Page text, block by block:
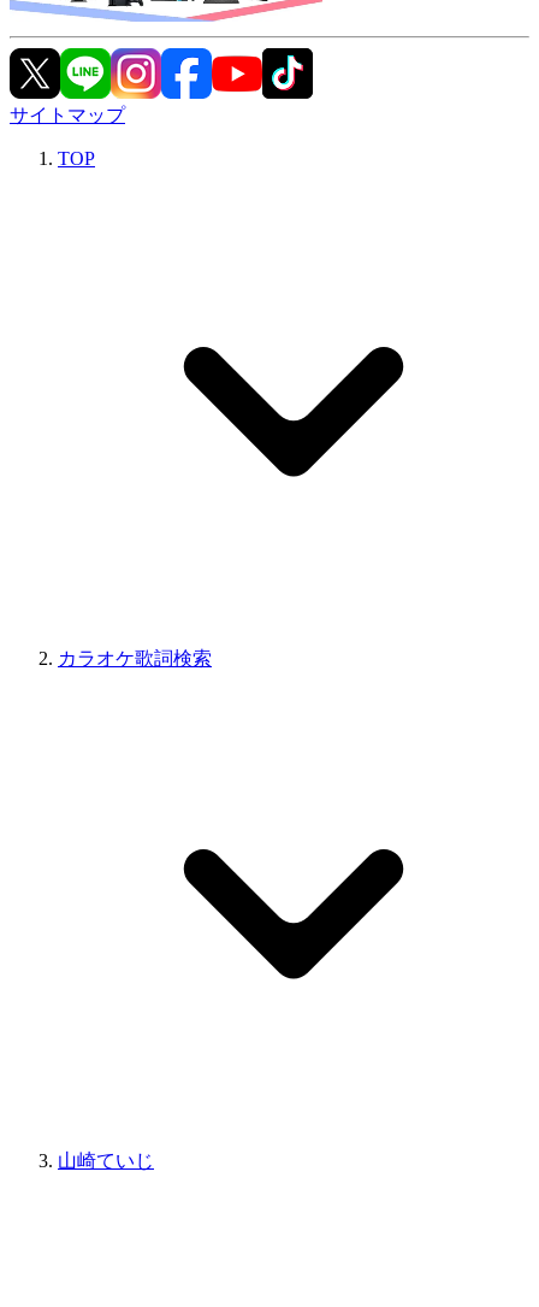
サイトマップ
TOP
カラオケ歌詞検索
山崎ていじ